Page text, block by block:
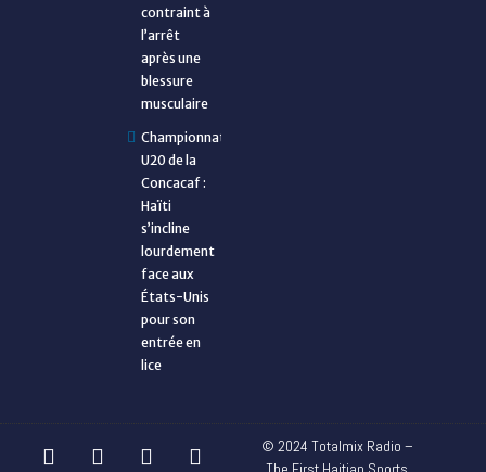
contraint à
l’arrêt
après une
blessure
musculaire
Championnat
U20 de la
Concacaf :
Haïti
s’incline
lourdement
face aux
États-Unis
pour son
entrée en
lice
© 2024 Totalmix Radio –